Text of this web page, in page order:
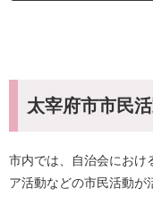
太宰府市市民
市内では、自治会におけ
ア活動などの市民活動が